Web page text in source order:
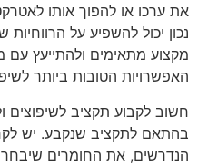
את ערכו או להפוך אותו
נכון יכול להשפיע על
מקצוע מתאימים ולהתייעץ עם
האפשרויות הטובות ביותר
חשוב לקבוע תקציב לשיפוצים
בהתאם לתקציב שנקבע. יש
הנדרשים, את החומרים